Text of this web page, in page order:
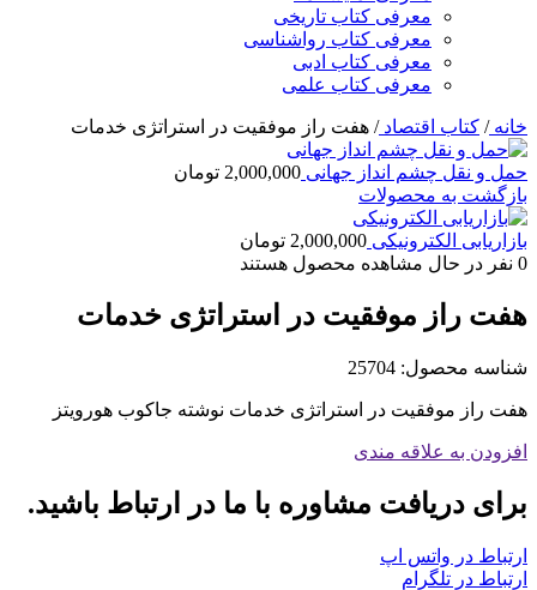
معرفی کتاب تاریخی
معرفی کتاب رواشناسی
معرفی کتاب ادبی
معرفی کتاب علمی
خانه/ کتاب اقتصاد/ هفت راز موفقیت در استراتژی خدمات
حمل و نقل چشم انداز جهانی 2,000,000 تومان
بازگشت به محصولات
بازاریابی الکترونیکی 2,000,000 تومان
0 نفر در حال مشاهده محصول هستند
هفت راز موفقیت در استراتژی خدمات
شناسه محصول: 25704
هفت راز موفقیت در استراتژی خدمات نوشته جاکوب هورویتز
افزودن به علاقه مندی
برای دریافت مشاوره با ما در ارتباط باشید.
ارتباط در واتس اپ
ارتباط در تلگرام